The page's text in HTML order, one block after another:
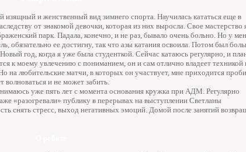
и женственный вид зимнего спорта. Научилась кататься еще в
от знакомой девочки, которая из них выросла. Свое мастерство
парк. Падала, конечно, и не раз, бывало очень больно. Но у
обязательно ее достигну, так что азы катания освоила. Потом был
год, когда я уже была студенткой. Сейчас катаюсь регулярно, и
к моему увлечению с пониманием, он и сам отлично владеет техникой
на любительские матчи, в которых он участвует, мне приходится
волноваться и не может забить.
уже пять лет с момента основания кружка при АДМ. Регулярно
«разогревали» публику в перерывах на выступлении Светланы
снять стресс, выход негативных эмоций. Домой после занятий